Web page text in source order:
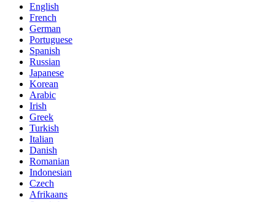
English
French
German
Portuguese
Spanish
Russian
Japanese
Korean
Arabic
Irish
Greek
Turkish
Italian
Danish
Romanian
Indonesian
Czech
Afrikaans